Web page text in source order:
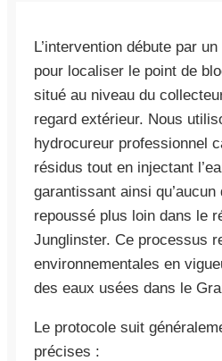
L’intervention débute par
pour localiser le point de
situé au niveau du
regard extérieur. Nous
hydrocureur professionnel
résidus tout en injectant
garantissant ainsi
repoussé plus loin dans le
Junglinster. Ce processus
environnementales en
des eaux usées dans le
Le protocole suit
précises :